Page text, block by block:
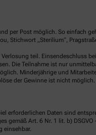
per Post möglich. So einfach
Stichwort „Sterilium“,
teil. Einsendeschluss
Die Teilnahme ist nur
Minderjährige und
der Gewinne ist nicht
erforderlichen Daten sind
gemäß Art. 6 Nr. 1 lit. b) DSGVO
einsehbar.